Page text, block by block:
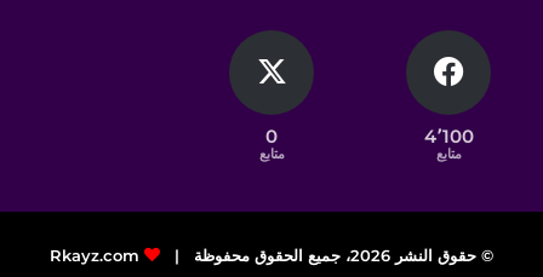
4٬100
متابع
0
متابع
© حقوق النشر 2026، جميع الحقوق محفوظة |
Rkayz.com